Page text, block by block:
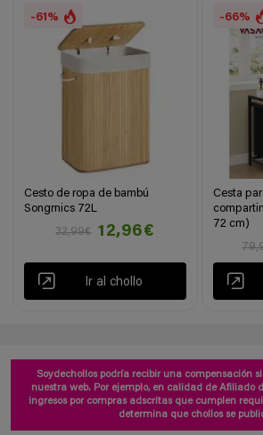
-61%
Cesto de ropa de bambú
Songmics 72L
32,99€
12,96€
Ir al chollo
-66%
Cesta
72 cm)
Soydechollos podría recibir una compensación
nuestra web. Por ejemplo, en calidad de Afiliado
ingresos por compras adscritas que cumplen
determina que chollos se